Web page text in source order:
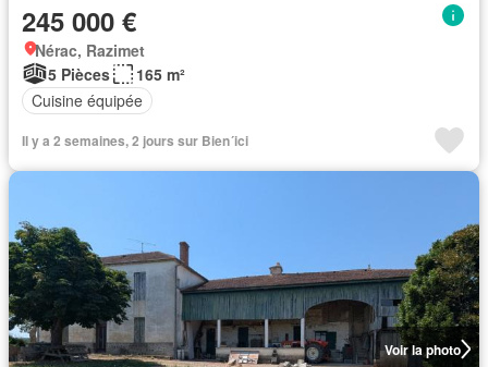
245 000 €
Nérac, Razimet
5 Pièces
165 m²
Cuisine équipée
Il y a 2 semaines, 2 jours sur Bien´ici
Voir la photo